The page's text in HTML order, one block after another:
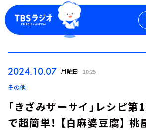
2024.10.07 月曜日 10:25
その他
「きざみザーサイ」レシピ
で超簡単！ 【白麻婆豆腐】